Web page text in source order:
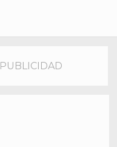
PUBLICIDAD